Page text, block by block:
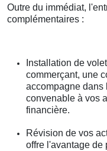
Outre du immédiat,
complémentaires :
Installation de
commerçant, une
accompagne dans
convenable à vos
financière.
Révision de vos
offre l'avantage de